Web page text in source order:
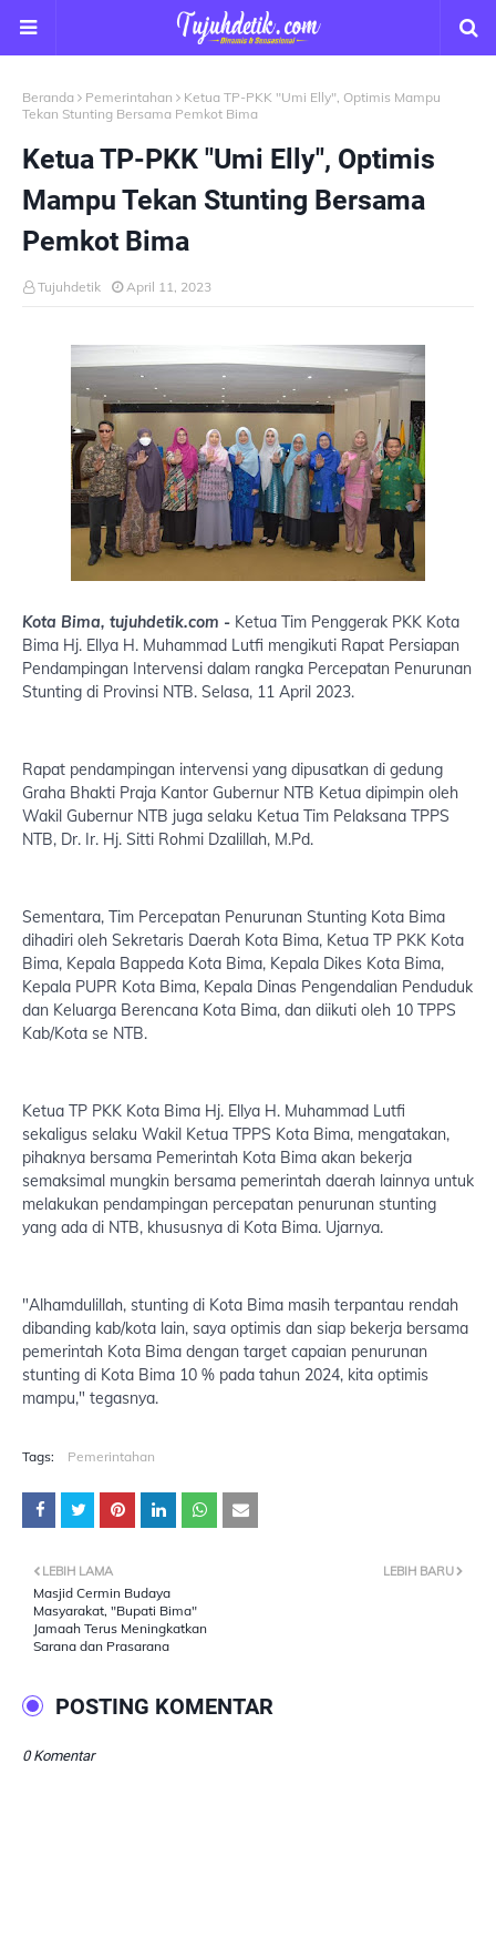
Beranda Pemerintahan
Ketua TP-PKK "Umi Elly", Optimis Mampu
Tekan Stunting Bersama Pemkot Bima
Ketua TP-PKK "Umi Elly", Optimis
Mampu Tekan Stunting Bersama
Pemkot Bima
Tujuhdetik April 11, 2023
Kota Bima, tujuhdetik.com - Ketua Tim Penggerak PKK Kota
Bima Hj. Ellya H. Muhammad Lutfi mengikuti Rapat Persiapan
Pendampingan Intervensi dalam rangka Percepatan Penurunan
Stunting di Provinsi NTB. Selasa, 11 April 2023.
Rapat pendampingan intervensi yang dipusatkan di gedung
Graha Bhakti Praja Kantor Gubernur NTB Ketua dipimpin oleh
Wakil Gubernur NTB juga selaku Ketua Tim Pelaksana TPPS
NTB, Dr. Ir. Hj. Sitti Rohmi Dzalillah, M.Pd.
Sementara, Tim Percepatan Penurunan Stunting Kota Bima
dihadiri oleh Sekretaris Daerah Kota Bima, Ketua TP PKK Kota
Bima, Kepala Bappeda Kota Bima, Kepala Dikes Kota Bima,
Kepala PUPR Kota Bima, Kepala Dinas Pengendalian Penduduk
dan Keluarga Berencana Kota Bima, dan diikuti oleh 10 TPPS
Kab/Kota se NTB.
Ketua TP PKK Kota Bima Hj. Ellya H. Muhammad Lutfi
sekaligus selaku Wakil Ketua TPPS Kota Bima, mengatakan,
pihaknya bersama Pemerintah Kota Bima akan bekerja
semaksimal mungkin bersama pemerintah daerah lainnya untuk
melakukan pendampingan percepatan penurunan stunting
yang ada di NTB, khususnya di Kota Bima. Ujarnya.
"Alhamdulillah, stunting di Kota Bima masih terpantau rendah
dibanding kab/kota lain, saya optimis dan siap bekerja bersama
pemerintah Kota Bima dengan target capaian penurunan
stunting di Kota Bima 10 % pada tahun 2024, kita optimis
mampu," tegasnya.
Tags: Pemerintahan
LEBIH BARU
LEBIH LAMA
Masjid Cermin Budaya
Masyarakat, "Bupati Bima"
Jamaah Terus Meningkatkan
Sarana dan Prasarana
POSTING KOMENTAR
0 Komentar